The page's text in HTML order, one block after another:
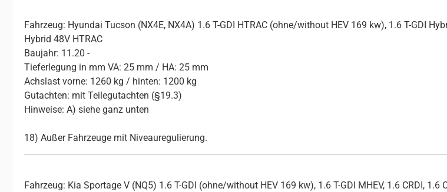
Fahrzeug: Hyundai Tucson (NX4E, NX4A) 1.6 T-GDI HTRAC (ohne/without HEV 169 kw), 1.6 T-GDI
Hybrid 48V HTRAC
Baujahr: 11.20 -
Tieferlegung in mm VA: 25 mm / HA: 25 mm
Achslast vorne: 1260 kg / hinten: 1200 kg
Gutachten: mit Teilegutachten (§19.3)
Hinweise: A) siehe ganz unten
18) Außer Fahrzeuge mit Niveauregulierung.
Fahrzeug: Kia Sportage V (NQ5) 1.6 T-GDI (ohne/without HEV 169 kw), 1.6 T-GDI MHEV, 1.6 CRDI, 1.6